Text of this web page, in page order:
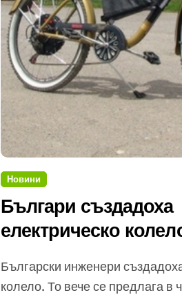
Новини
Българи създадоха
електрическо
Български инженери създадоха електрическо
колело. То вече се предлага в